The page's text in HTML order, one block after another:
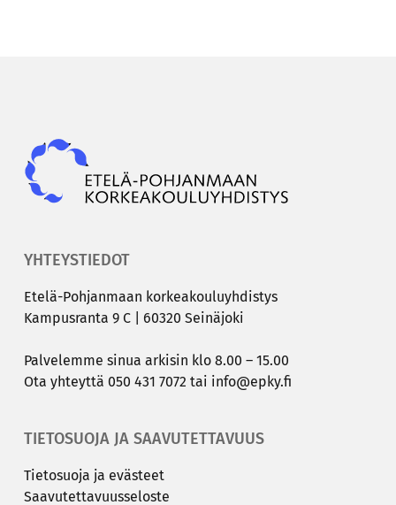
YHTEYSTIEDOT
Etelä-​Pohjanmaan kor­kea­kou­lu­yh­dis­tys
Kam­pus­ran­ta 9 C | 60320 Sei­nä­jo­ki
Pal­ve­lem­me sinua ar­ki­sin klo 8.00 – 15.00
Ota yh­teyt­tä 050 431 7072 tai info@epky.fi
TIETOSUOJA JA SAAVUTETTAVUUS
Tie­to­suo­ja ja eväs­teet
Saa­vu­tet­ta­vuus­se­los­te